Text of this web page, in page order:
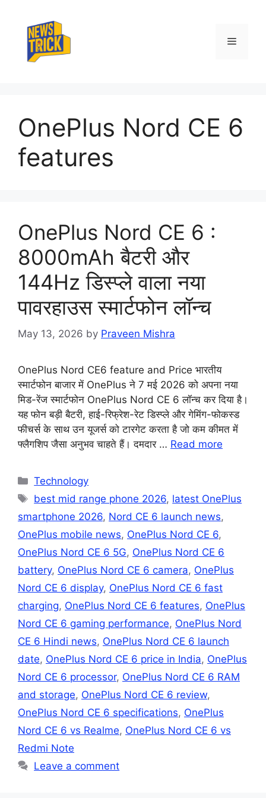
content
Menu
OnePlus Nord CE 6
features
OnePlus Nord CE 6 :
8000mAh बैटरी और
144Hz डिस्प्ले वाला नया
पावरहाउस स्मार्टफोन लॉन्च
May 13, 2026 by Praveen Mishra
OnePlus Nord CE6 feature and Price भारतीय
स्मार्टफोन बाजार में OnePlus ने 7 मई 2026 को अपना नया
मिड-रेंज स्मार्टफोन OnePlus Nord CE 6 लॉन्च कर दिया है।
यह फोन बड़ी बैटरी, हाई-रिफ्रेश-रेट डिस्प्ले और गेमिंग-फोकस्ड
फीचर्स के साथ उन यूजर्स को टारगेट करता है जो कम कीमत में
फ्लैगशिप जैसा अनुभव चाहते हैं। दमदार … Read more
Categories
Technology
Tags
best mid range phone 2026, latest OnePlus
smartphone 2026, Nord CE 6 launch news,
OnePlus mobile news, OnePlus Nord CE 6,
OnePlus Nord CE 6 5G, OnePlus Nord CE 6
battery, OnePlus Nord CE 6 camera, OnePlus
Nord CE 6 display, OnePlus Nord CE 6 fast
charging, OnePlus Nord CE 6 features, OnePlus
Nord CE 6 gaming performance, OnePlus Nord
CE 6 Hindi news, OnePlus Nord CE 6 launch
date, OnePlus Nord CE 6 price in India, OnePlus
Nord CE 6 processor, OnePlus Nord CE 6 RAM
and storage, OnePlus Nord CE 6 review,
OnePlus Nord CE 6 specifications, OnePlus
Nord CE 6 vs Realme, OnePlus Nord CE 6 vs
Redmi Note
Leave a comment